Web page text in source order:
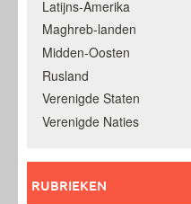
Latijns-Amerika
Maghreb-landen
Midden-Oosten
Rusland
Verenigde Staten
Verenigde Naties
RUBRIEKEN